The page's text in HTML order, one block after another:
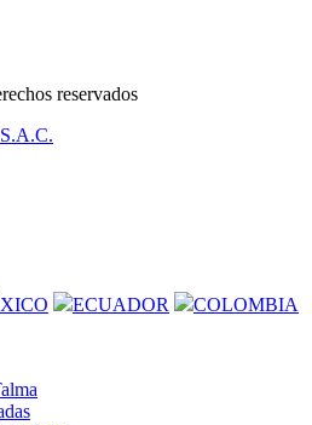
reservados
ECUADOR
COLOMBIA